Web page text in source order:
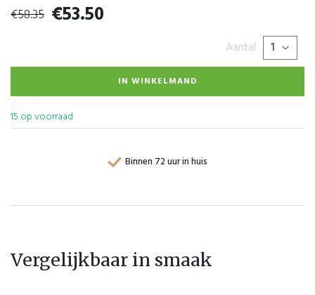
€58.35 €53.50
15 op voorraad
Aantal
IN WINKELMAND
Binnen 72 uur in huis
Vergelijkbaar in smaak